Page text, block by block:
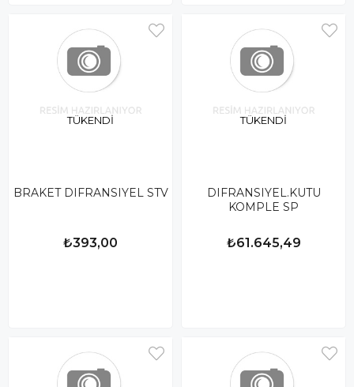
TÜKENDI
BRAKET DIFRANSIYEL STV
₺393,00
TÜKENDI
DIFRANSIYEL.KUTU
KOMPLE SP
₺61.645,49